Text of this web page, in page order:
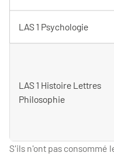
LAS 1 Psychologie
LAS 1 Histoire Lettres
Philosophie
S'ils n'ont pas consommé